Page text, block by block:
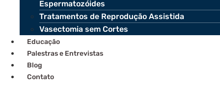
Espermatozóides
Tratamentos de Reprodução Assistida
Vasectomia sem Cortes
Educação
Palestras e Entrevistas
Blog
Contato